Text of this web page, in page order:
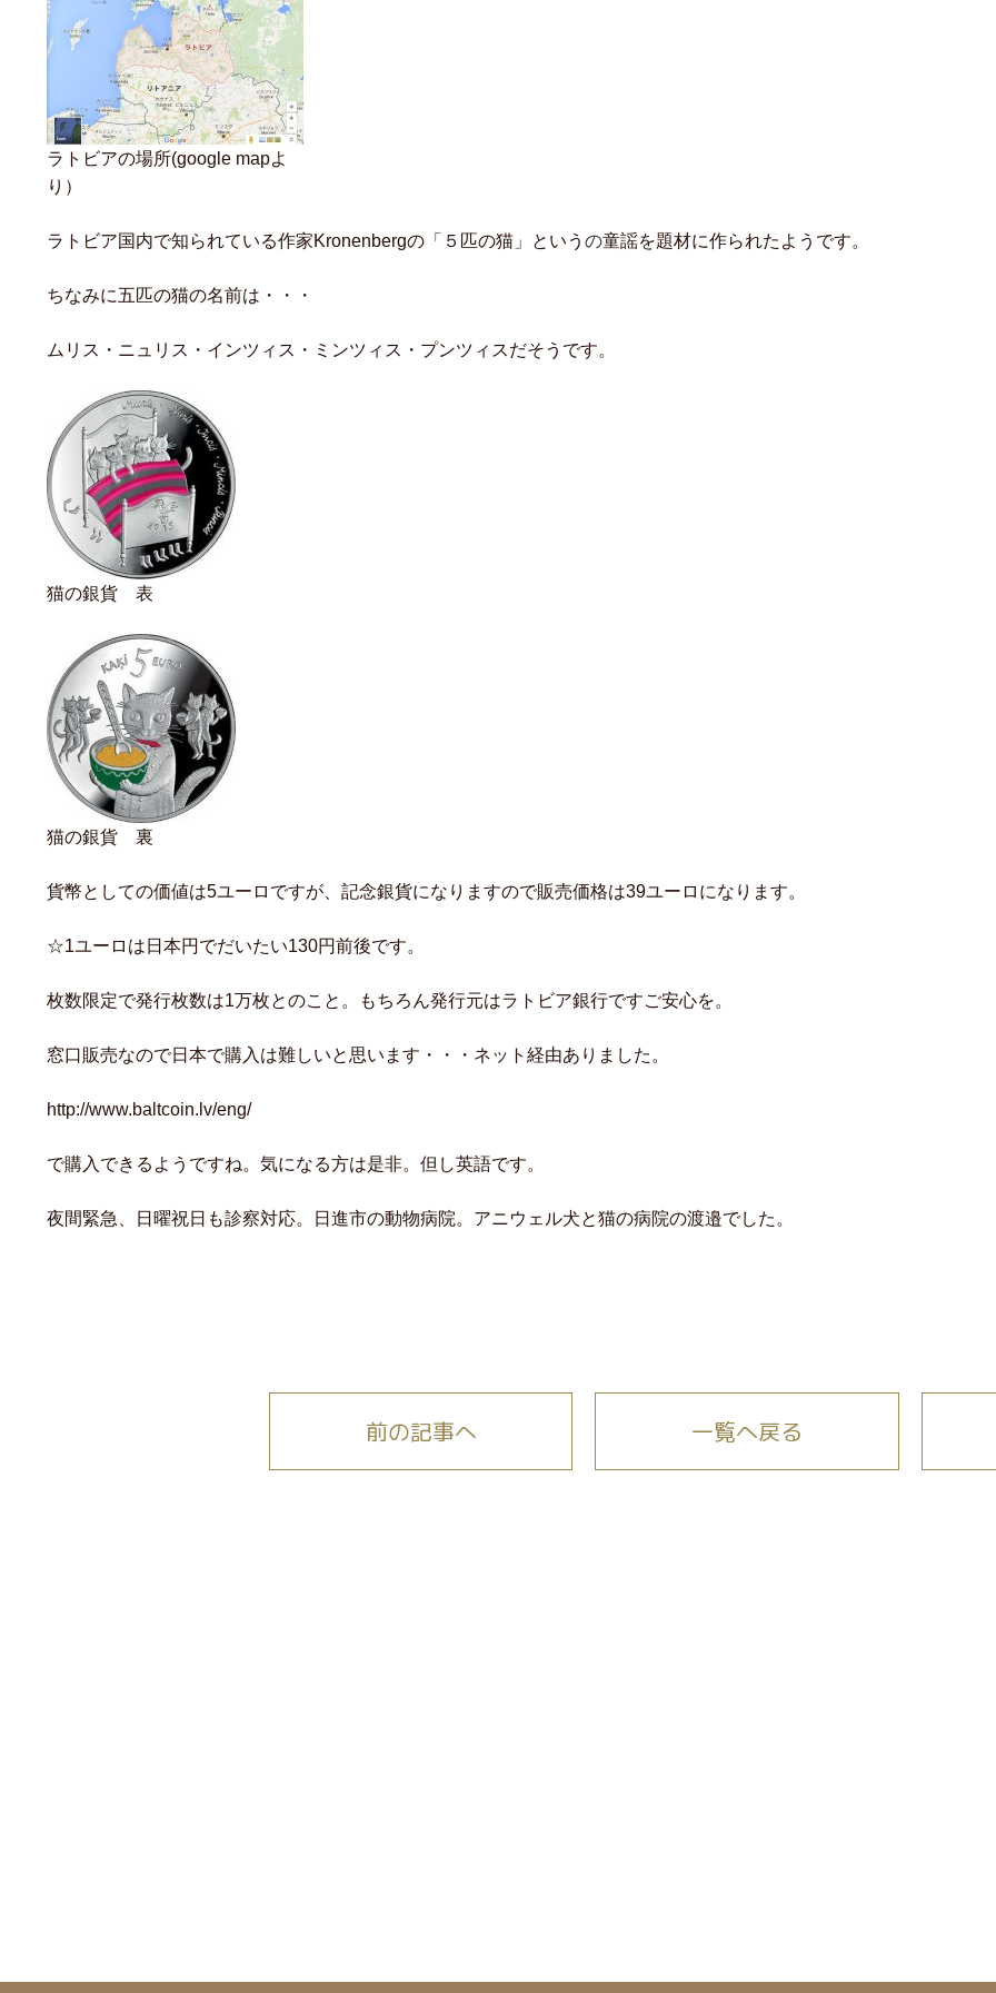
ラトビアの場所(google mapよ
り）
ラトビア国内で知られている作家Kronenbergの「５匹の猫」という の童謡を題材に作られたようです。
ちなみに五匹の猫の名前は・・・
ムリス・ニュリス・インツィス・ミンツィス・プンツィスだそうです。
猫の銀貨 表
猫の銀貨 裏
貨幣としての価値は5ユーロですが、記念銀貨になりますので販売価格は39ユーロになります。
☆1ユーロは日本円でだいたい130円前後です。
枚数限定で発行枚数は1万枚とのこと。もちろん発行元はラトビア銀行ですご安心を。
窓口販売なので日本で購入は難しいと思います・・・ネット経由ありました。
http://www.baltcoin.lv/eng/
で購入できるようですね。気になる方は是非。但し英語です。
夜間緊急、日曜祝日も診察対応。日進市の動物病院。アニウェル犬と猫の病院の渡邉でした。
前の記事へ 一覧へ戻る